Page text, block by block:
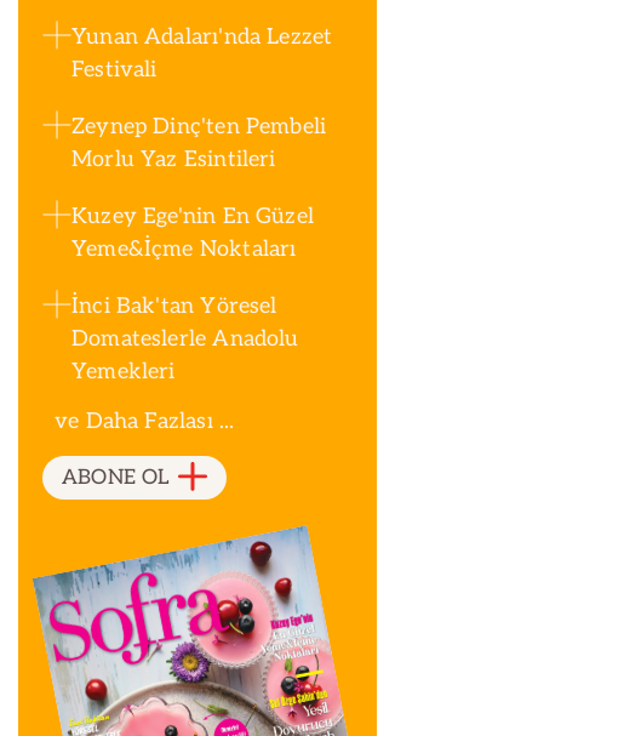
Yunan Adaları'nda Lezzet
Festivali
Zeynep Dinç'ten Pembeli
Morlu Yaz Esintileri
Kuzey Ege'nin En Güzel
Yeme&İçme Noktaları
İnci Bak'tan Yöresel
Domateslerle Anadolu
Yemekleri
ve Daha Fazlası ...
ABONE OL